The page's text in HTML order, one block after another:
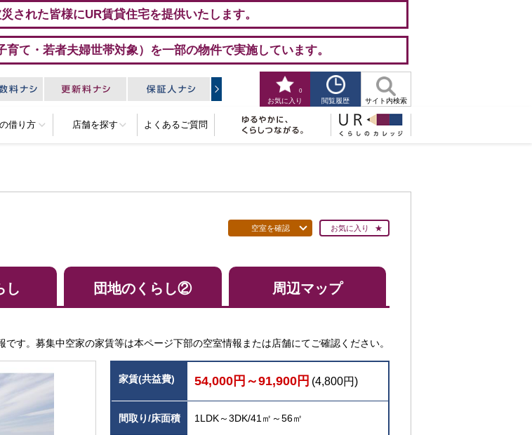
された皆様にUR賃貸住宅を提供いたします。
て・若者夫婦世帯対象）を一部の物件で実施しています。
お気に入り
0
閲覧履歴 サイト内検索
借り方 店舗を探す よくあるご質問
空室を確認 お気に入り
し 団地のくらし② 周辺マップ
す。募集中空家の家賃等は本ページ下部の空室情報または店舗にてご確認ください。
家賃(共益費) 54,000円～91,900円 (4,800円)
間取り/床面積 1LDK～3DK/41㎡～56㎡